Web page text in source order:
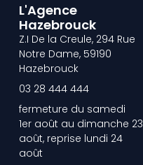
L'Agence
Hazebrouck
Z.I De la Creule, 294 Rue
Notre Dame, 59190
Hazebrouck
03 28 444 444
fermeture du samedi
1er août au dimanche 23
août, reprise lundi 24
août